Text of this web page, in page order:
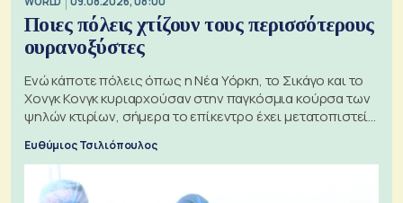
Ποιες πόλεις χτίζουν τους περισσότερους
ουρανοξύστες
Ενώ κάποτε πόλεις όπως η Νέα Υόρκη, το Σικάγο και το
Χονγκ Κονγκ κυριαρχούσαν στην παγκόσμια κούρσα των
ψηλών κτιρίων, σήμερα το επίκεντρο έχει μετατοπιστεί
Ευθύμιος Τσιλιόπουλος